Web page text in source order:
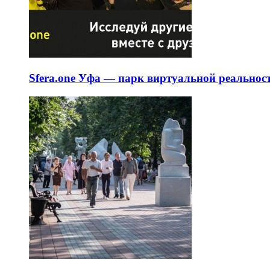
Sfera.one Уфа — парк виртуальной